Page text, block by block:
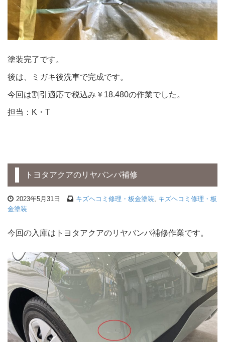
塗装完了です。
後は、ミガキ後洗車で完成です。
今回は割引適応で税込み￥18.480の作業でした。
担当：K・T
トヨタアクアのリヤバンパ補修
2023年5月31日 キズヘコミ修理・板金塗装, キズヘコミ修理・板
金塗装
今回の入庫はトヨタアクアのリヤバンパ補修作業です。